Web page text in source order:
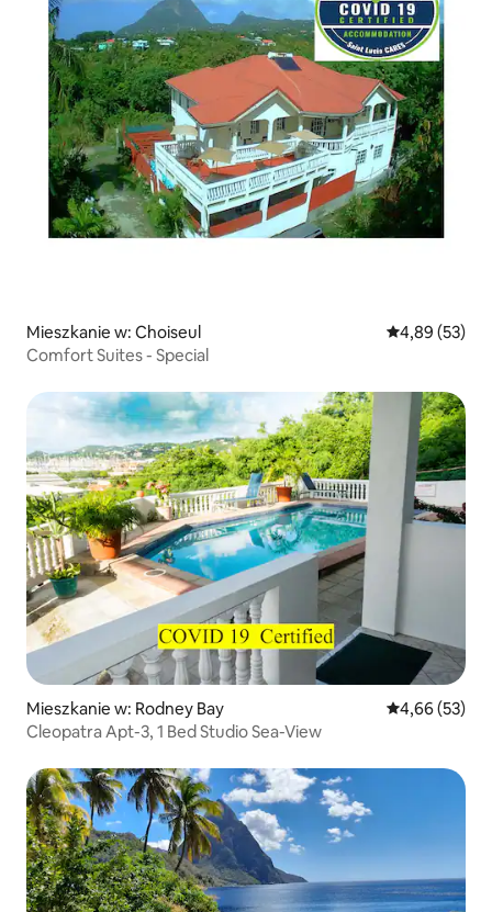
Mieszkanie w: Choiseul Średnia
4,89 (53)
Comfort Suites - Special
Mieszkanie w: Rodney Bay Średnia
4,66 (53)
Cleopatra Apt-3, 1 Bed Studio Sea-View